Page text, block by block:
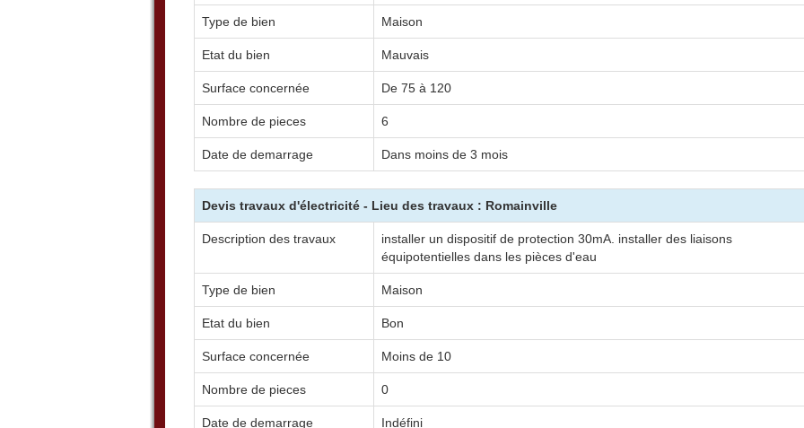
Type de bien Maison
Etat du bien Mauvais
Surface concernée De 75 à 120
Nombre de pieces 6
Date de demarrage Dans moins de 3 mois
Devis travaux d'électricité - Lieu des travaux : Romainville
Description des travaux
installer un dispositif de protection 30mA. installer des liaisons
équipotentielles dans les pièces d'eau
Type de bien Maison
Etat du bien Bon
Surface concernée Moins de 10
Nombre de pieces 0
Date de demarrage Indéfini